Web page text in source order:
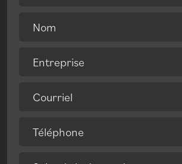
Nom
Entreprise
Courriel
Téléphone